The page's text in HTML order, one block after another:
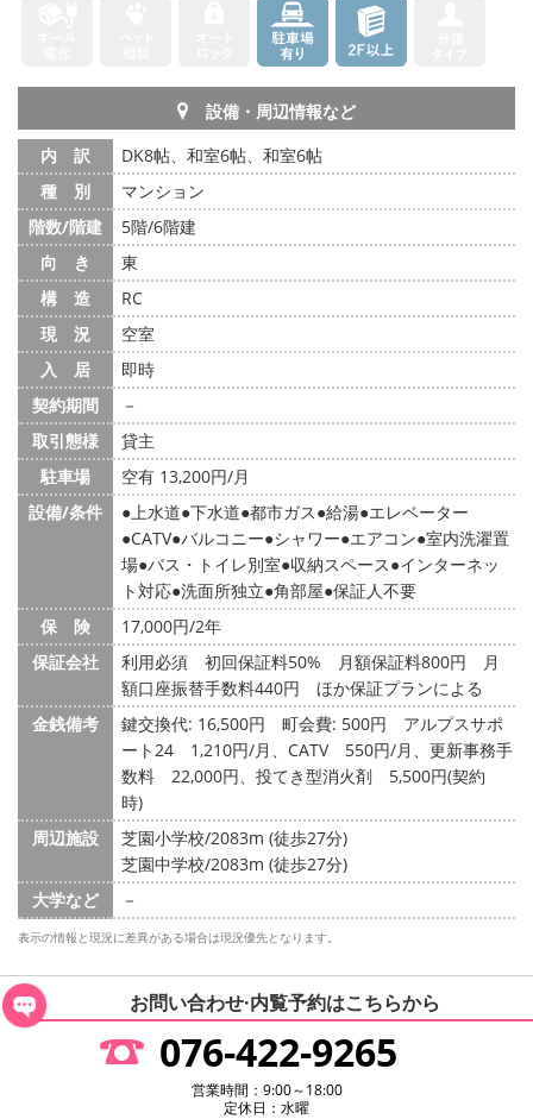
設備・周辺情報など
内 訳
DK8帖、和室6帖、和室6帖
種 別
マンション
階数/階建
5階/6階建
向 き
東
構 造
RC
現 況
空室
入 居
即時
契約期間
－
取引態様
貸主
駐車場
空有 13,200円/月
設備/条件
上水道 下水道 都市ガス 給湯 エレベーター
CATV バルコニー シャワー エアコン 室内洗濯置
場 バス・トイレ別室 収納スペース インターネッ
ト対応 洗面所独立 角部屋 保証人不要
保 険
17,000円/2年
保証会社
利用必須 初回保証料50% 月額保証料800円 月
額口座振替手数料440円 ほか保証プランによる
金銭備考
鍵交換代: 16,500円 町会費: 500円
アルプスサポ
ート24 1,210円/月、CATV 550円/月、更新事務手
数料 22,000円、投てき型消火剤 5,500円(契約
時)
周辺施設
芝園小学校/2083m (徒歩27分)
芝園中学校/2083m (徒歩27分)
大学など
－
表示の情報と現況に差異がある場合は現況優先となります。
お問い合わせ·内覧予約はこちらから
076-422-9265
営業時間：9:00～18:00
定休日：水曜